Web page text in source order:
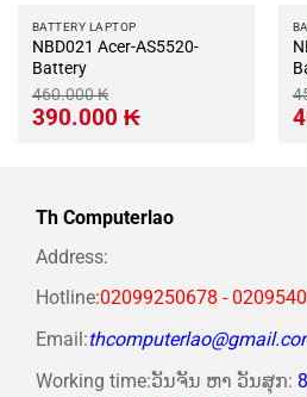
BATTERY LAPTOP
NBD021 Acer-AS5520-
Battery
460.000₭
Giá
gốc
390.000 ₭Giá
hiện
Th Computerlao
Address:
Hotline:02099250678 -
Email:
Working time:ວັນຈັນ ຫາ ວັນສຸກ: